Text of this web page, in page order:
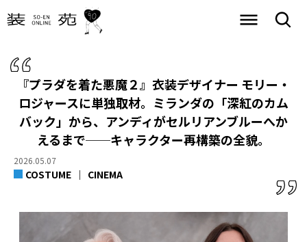
『プラダを着た悪魔２』衣装デザイナー モリー・
ロジャースに単独取材。ミランダの「深紅のカム
バック」から、アンディがセルリアンブルーへか
えるまで──キャラクター再構築の全貌。
2026.05.07
COSTUME CINEMA